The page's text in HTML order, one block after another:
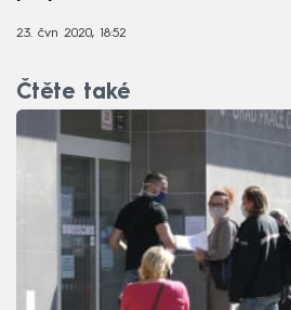
23. čvn 2020, 18:52
Čtěte také